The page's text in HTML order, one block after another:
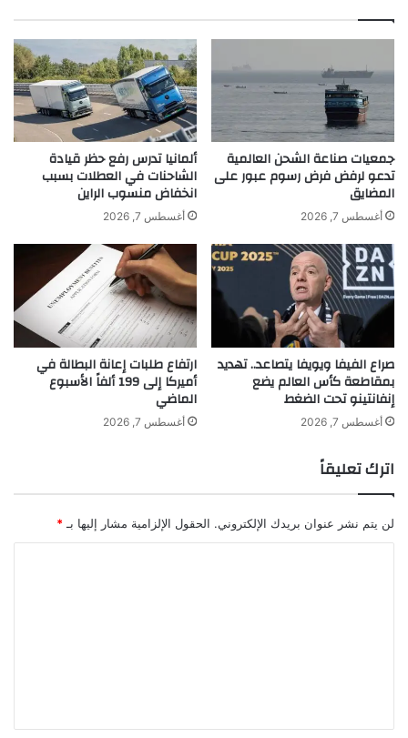
View this post on Instagram
ط
ل
ق
ط
ر
ا
b
y
h
a
m
s
ل
ا
ي
ج
ل
ع
ل
م
ت
ه
ا
ل
ت
ج
ا
ر
ة
جمعيات صناعة الشحن العالمية
تدعو لرفض فرض رسوم عبور على
المضايق
أغسطس 7, 2026
ألمانيا تدرس رفع حظر قيادة
الشاحنات في العطلات بسبب
انخفاض منسوب الراين
أغسطس 7, 2026
صراع الفيفا ويويفا يتصاعد.. تهديد
بمقاطعة كأس العالم يضع
إنفانتينو تحت الضغط
أغسطس 7, 2026
ارتفاع طلبات إعانة البطالة في
أميركا إلى 199 ألفاً الأسبوع
الماضي
أغسطس 7, 2026
اترك تعليقاً
لن يتم نشر عنوان بريدك الإلكتروني. الحقول الإلزامية مشار إليها بـ *